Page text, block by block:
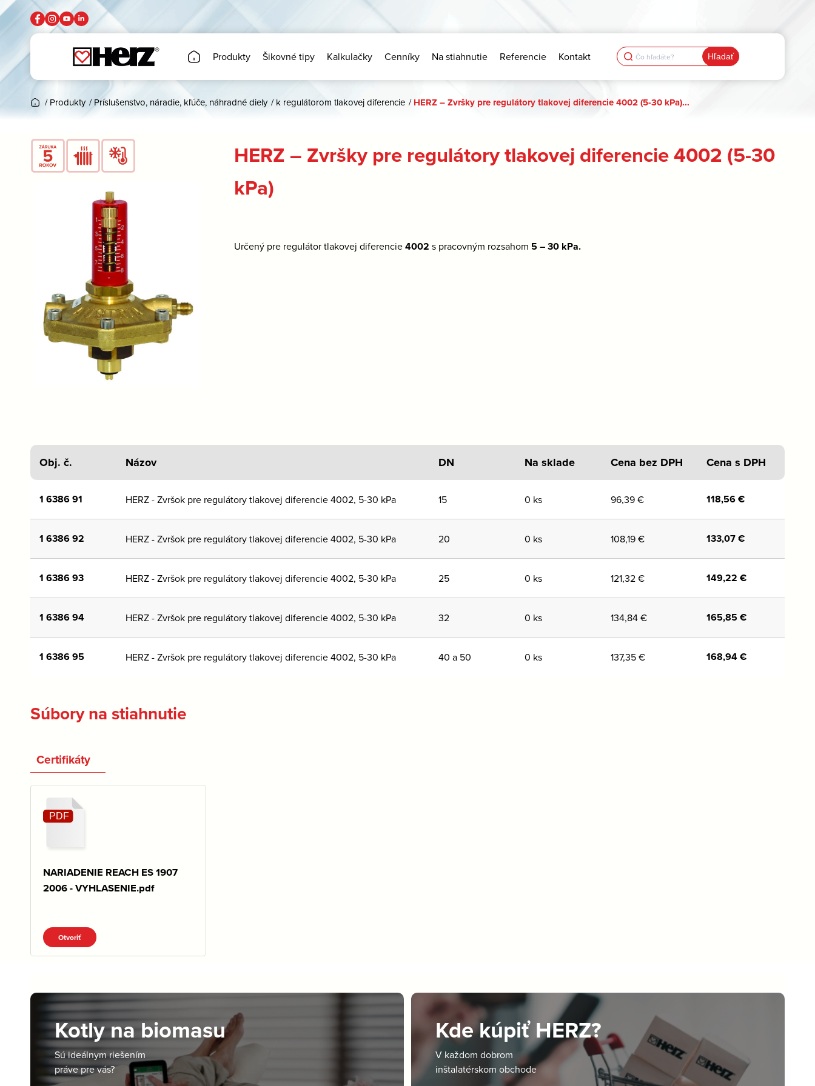
Produkty Šikovné tipy Kalkulačky Cenníky Na stiahnutie Referencie Kontakt Search
for:
/ Produkty / Príslušenstvo, náradie, kľúče, náhradné diely / k regulátorom tlakovej diferencie / HERZ – Zvršky pre regulátory tlakovej diferencie 4002 (5-30 kPa)...
HERZ – Zvršky pre regulátory tlakovej diferencie 4002 (5-30
kPa)
Určený pre regulátor tlakovej diferencie4002s pracovným rozsahom 5 – 30 kPa.
Obj. č. Názov DN Na sklade Cena bez DPH Cena s DPH
1 6386 91 HERZ - Zvršok pre regulátory tlakovej diferencie 4002, 5-30 kPa 15 0 ks 96,39€ 118,56€
1 6386 92 HERZ - Zvršok pre regulátory tlakovej diferencie 4002, 5-30 kPa 20 0 ks 108,19€ 133,07€
1 6386 93 HERZ - Zvršok pre regulátory tlakovej diferencie 4002, 5-30 kPa 25 0 ks 121,32€ 149,22 €
1 6386 94 HERZ - Zvršok pre regulátory tlakovej diferencie 4002, 5-30 kPa 32 0 ks 134,84€ 165,85€
1 6386 95 HERZ - Zvršok pre regulátory tlakovej diferencie 4002, 5-30 kPa 40 a 50 0 ks 137,35€ 168,94€
Súbory na stiahnutie
Certifikáty
NARIADENIE REACH ES 1907
2006 - VYHLASENIE.pdf
Otvoriť
Kotly na biomasu
Sú ideálnym riešením
práve pre vás?
Kde kúpiť HERZ?
V každom dobrom
inštalatérskom obchode